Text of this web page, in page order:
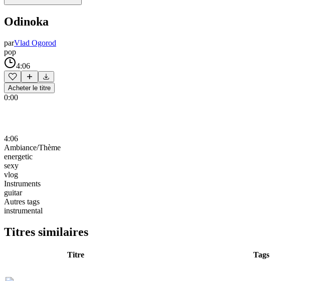
Odinoka
parVlad Ogorod
pop
4:06
Acheter le titre
0:00
4:06
Ambiance/Thème
energetic
sexy
vlog
Instruments
guitar
Autres tags
instrumental
Titres similaires
Titre Tags